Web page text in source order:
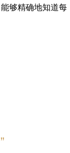
够精确地知道每